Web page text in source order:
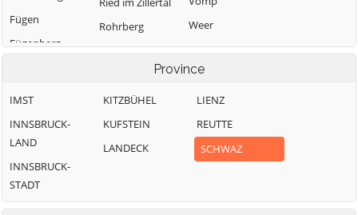
Fügen
Fügenberg
Hainzenberg
Rohrberg
Schlitters
Schwendau
Stans
Weer
Weerberg
Wiesing
Zell am Ziller
Zellberg
Province
IMST
INNSBRUCK-
LAND
INNSBRUCK-
STADT
KITZBÜHEL
KUFSTEIN
LANDECK
LIENZ
REUTTE
SCHWAZ